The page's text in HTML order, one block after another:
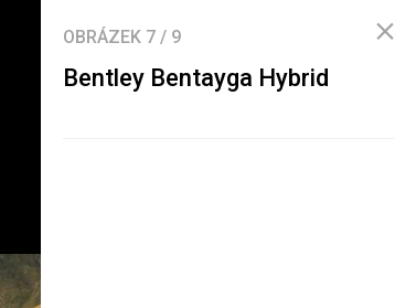
OBRÁZEK 7 / 9
Bentley Bentayga Hybrid